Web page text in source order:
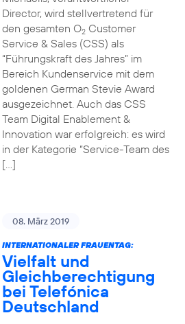
Director, wird stellvertretend für
den gesamten O2Customer
Service & Sales (CSS) als
“Führungskraft des Jahres” im
Bereich Kundenservice mit dem
goldenen German Stevie Award
ausgezeichnet. Auch das CSS
Team Digital Enablement &
Innovation war erfolgreich: es wird
in der Kategorie “Service-Team des
[…]
08. März 2019
INTERNATIONALER FRAUENTAG:
Vielfalt und
Gleichberechtigung
bei Telefónica
Deutschland